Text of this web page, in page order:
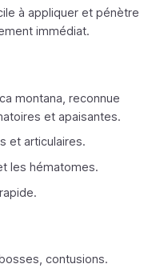
à appliquer et pénètre
immédiat.
montana, reconnue
et apaisantes.
et articulaires.
les hématomes.
contusions.